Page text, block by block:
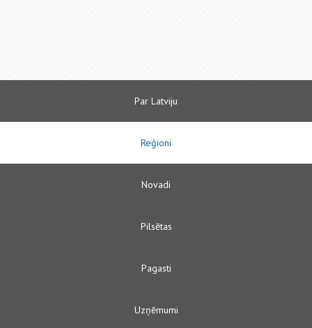
Par Latviju
Reģioni
Novadi
Pilsētas
Pagasti
Uzņēmumi